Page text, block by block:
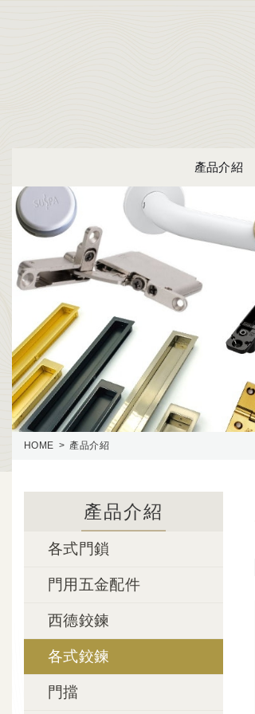
產品介紹
HOME 產品介紹
產品介紹
各式門鎖
門用五金配件
西德鉸鍊
各式鉸鍊
門擋